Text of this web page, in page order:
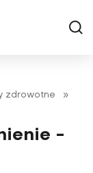
zdrowotne
»
-